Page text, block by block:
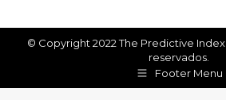
© Copyright 2022 The Predictive
reservados.
Footer Menu